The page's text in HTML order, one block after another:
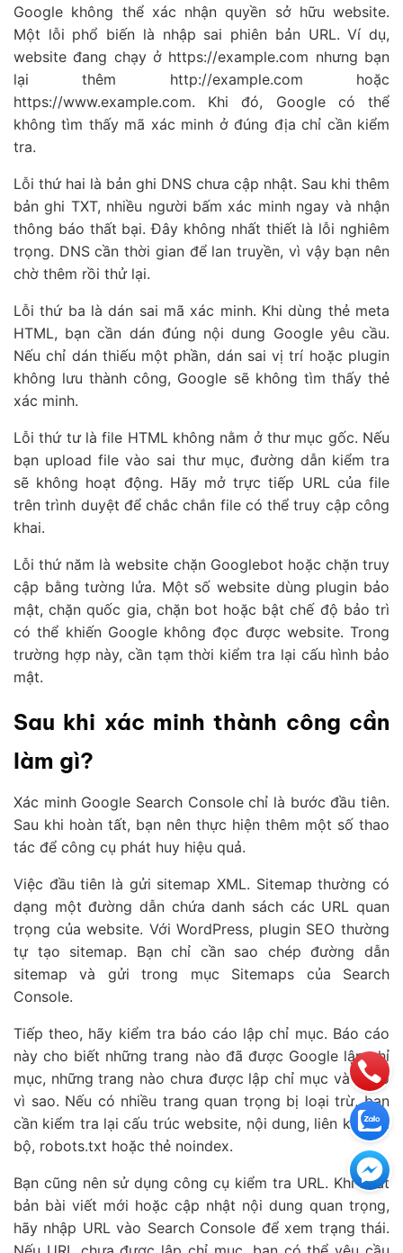
Google không thể xác nhận quyền sở hữu website.
Một lỗi phổ biến là nhập sai phiên bản URL. Ví dụ,
website đang chạy ở https://example.com nhưng bạn
lại thêm http://example.com hoặc
https://www.example.com. Khi đó, Google có thể
không tìm thấy mã xác minh ở đúng địa chỉ cần kiểm
tra.
Lỗi thứ hai là bản ghi DNS chưa cập nhật. Sau khi thêm
bản ghi TXT, nhiều người bấm xác minh ngay và nhận
thông báo thất bại. Đây không nhất thiết là lỗi nghiêm
trọng. DNS cần thời gian để lan truyền, vì vậy bạn nên
chờ thêm rồi thử lại.
Lỗi thứ ba là dán sai mã xác minh. Khi dùng thẻ meta
HTML, bạn cần dán đúng nội dung Google yêu cầu.
Nếu chỉ dán thiếu một phần, dán sai vị trí hoặc plugin
không lưu thành công, Google sẽ không tìm thấy thẻ
xác minh.
Lỗi thứ tư là file HTML không nằm ở thư mục gốc. Nếu
bạn upload file vào sai thư mục, đường dẫn kiểm tra
sẽ không hoạt động. Hãy mở trực tiếp URL của file
trên trình duyệt để chắc chắn file có thể truy cập công
khai.
Lỗi thứ năm là website chặn Googlebot hoặc chặn truy
cập bằng tường lửa. Một số website dùng plugin bảo
mật, chặn quốc gia, chặn bot hoặc bật chế độ bảo trì
có thể khiến Google không đọc được website. Trong
trường hợp này, cần tạm thời kiểm tra lại cấu hình bảo
mật.
Sau khi xác minh thành công cần
làm gì?
Xác minh Google Search Console chỉ là bước đầu tiên.
Sau khi hoàn tất, bạn nên thực hiện thêm một số thao
tác để công cụ phát huy hiệu quả.
Việc đầu tiên là gửi sitemap XML. Sitemap thường có
dạng một đường dẫn chứa danh sách các URL quan
trọng của website. Với WordPress, plugin SEO thường
tự tạo sitemap. Bạn chỉ cần sao chép đường dẫn
sitemap và gửi trong mục Sitemaps của Search
Console.
Tiếp theo, hãy kiểm tra báo cáo lập chỉ mục. Báo cáo
này cho biết những trang nào đã được Google lập chỉ
mục, những trang nào chưa được lập chỉ mục và lý do
vì sao. Nếu có nhiều trang quan trọng bị loại trừ, bạn
cần kiểm tra lại cấu trúc website, nội dung, liên kết nội
bộ, robots.txt hoặc thẻ noindex.
Bạn cũng nên sử dụng công cụ kiểm tra URL. Khi xuất
bản bài viết mới hoặc cập nhật nội dung quan trọng,
hãy nhập URL vào Search Console để xem trạng thái.